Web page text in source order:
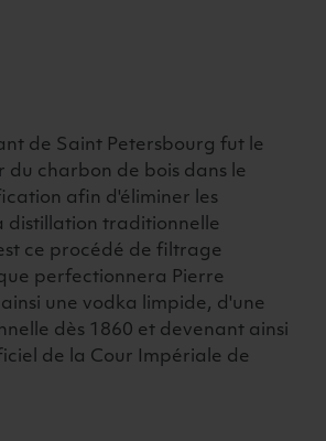
de Saint Petersbourg fut le
du charbon de bois dans le
afin d'éliminer les
distillation traditionnelle
ce procédé de filtrage
perfectionnera Pierre
une vodka limpide, d'une
dès 1860 et devenant ainsi
de la Cour Impériale de